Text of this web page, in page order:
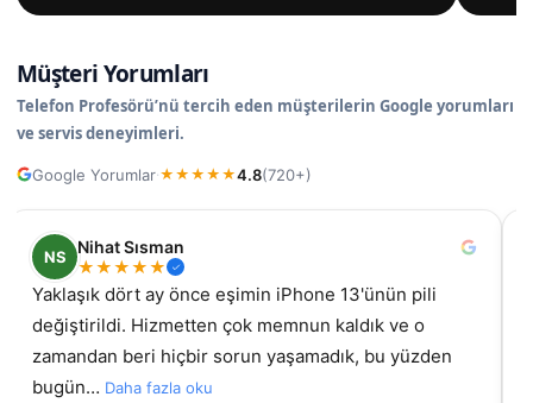
Müşteri Yorumları
Telefon Profesörü’nü tercih eden müşterilerin Google yorumları
ve servis deneyimleri.
Google Yorumlar·★ ★ ★ ★ ★4.8(720+)
N
Nilüfer
★★★★★
samsung galaxy A55 ekran değişimi için geldim, iyi ki
gelmiştim daha önce başka yerde yaptırmıştım
sorunluydu ama burada orijinal ekran takıldıydı, t…
Daha fazla oku